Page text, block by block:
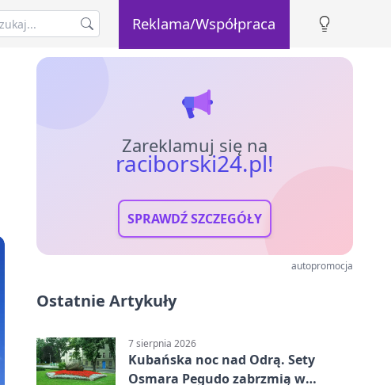
Reklama/Współpraca
Zareklamuj się na
raciborski24.pl!
SPRAWDŹ SZCZEGÓŁY
autopromocja
Ostatnie Artykuły
7 sierpnia 2026
Kubańska noc nad Odrą. Sety
Osmara Pegudo zabrzmią w